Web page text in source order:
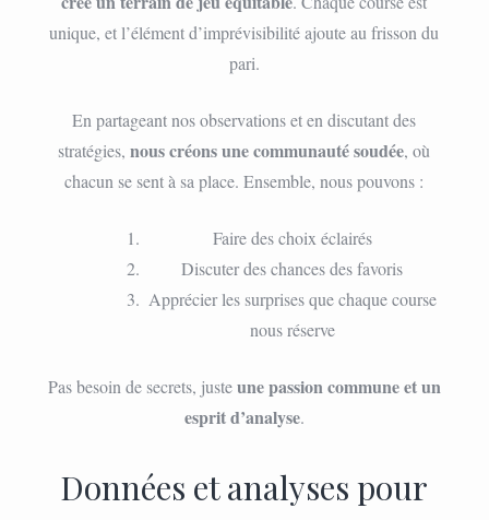
unique, et l’élément d’imprévisibilité ajoute au frisson du
pari.
En partageant nos observations et en discutant des
stratégies,nous créons une communauté soudée, où
chacun se sent à sa place. Ensemble, nous pouvons :
Faire des choix éclairés
Discuter des chances des favoris
Apprécier les surprises que chaque course
nous réserve
Pas besoin de secrets, justeune passion commune et un
esprit d’analyse.
Données et analyses pour